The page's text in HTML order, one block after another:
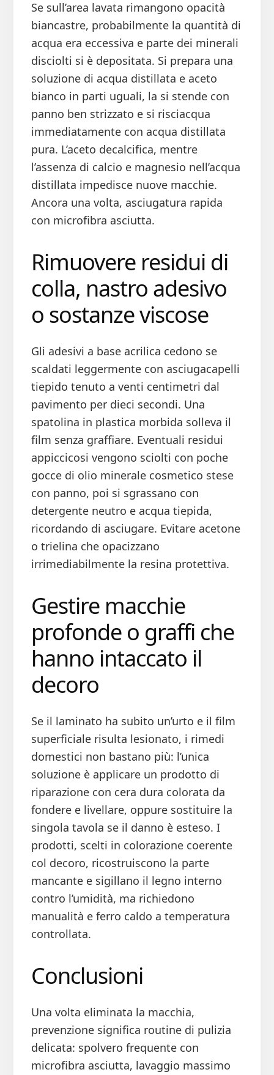
Se sull’area lavata rimangono opacità
biancastre, probabilmente la quantità di
acqua era eccessiva e parte dei minerali
disciolti si è depositata. Si prepara una
soluzione di acqua distillata e aceto
bianco in parti uguali, la si stende con
panno ben strizzato e si risciacqua
immediatamente con acqua distillata
pura. L’aceto decalcifica, mentre
l’assenza di calcio e magnesio nell’acqua
distillata impedisce nuove macchie.
Ancora una volta, asciugatura rapida
con microfibra asciutta.
Rimuovere residui di
colla, nastro adesivo
o sostanze viscose
Gli adesivi a base acrilica cedono se
scaldati leggermente con asciugacapelli
tiepido tenuto a venti centimetri dal
pavimento per dieci secondi. Una
spatolina in plastica morbida solleva il
film senza graffiare. Eventuali residui
appiccicosi vengono sciolti con poche
gocce di olio minerale cosmetico stese
con panno, poi si sgrassano con
detergente neutro e acqua tiepida,
ricordando di asciugare. Evitare acetone
o trielina che opacizzano
irrimediabilmente la resina protettiva.
Gestire macchie
profonde o graffi che
hanno intaccato il
decoro
Se il laminato ha subito un’urto e il film
superficiale risulta lesionato, i rimedi
domestici non bastano più: l’unica
soluzione è applicare un prodotto di
riparazione con cera dura colorata da
fondere e livellare, oppure sostituire la
singola tavola se il danno è esteso. I
prodotti, scelti in colorazione coerente
col decoro, ricostruiscono la parte
mancante e sigillano il legno interno
contro l’umidità, ma richiedono
manualità e ferro caldo a temperatura
controllata.
Conclusioni
Una volta eliminata la macchia,
prevenzione significa routine di pulizia
delicata: spolvero frequente con
microfibra asciutta, lavaggio massimo